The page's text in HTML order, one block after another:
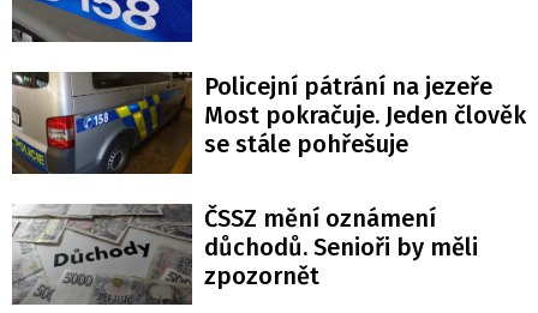
Policejní pátrání na jezeře
Most pokračuje. Jeden člověk
se stále pohřešuje
ČSSZ mění oznámení
důchodů. Senioři by měli
zpozornět